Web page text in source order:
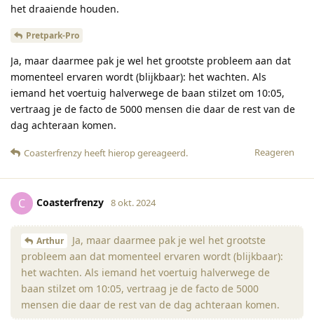
het draaiende houden.
Pretpark-Pro
Ja, maar daarmee pak je wel het grootste probleem aan dat
momenteel ervaren wordt (blijkbaar): het wachten. Als
iemand het voertuig halverwege de baan stilzet om 10:05,
vertraag je de facto de 5000 mensen die daar de rest van de
dag achteraan komen.
Reageren
Coasterfrenzy heeft hierop gereageerd.
C Coasterfrenzy 8 okt. 2024
Arthur
Ja, maar daarmee pak je wel het grootste
probleem aan dat momenteel ervaren wordt (blijkbaar):
het wachten. Als iemand het voertuig halverwege de
baan stilzet om 10:05, vertraag je de facto de 5000
mensen die daar de rest van de dag achteraan komen.